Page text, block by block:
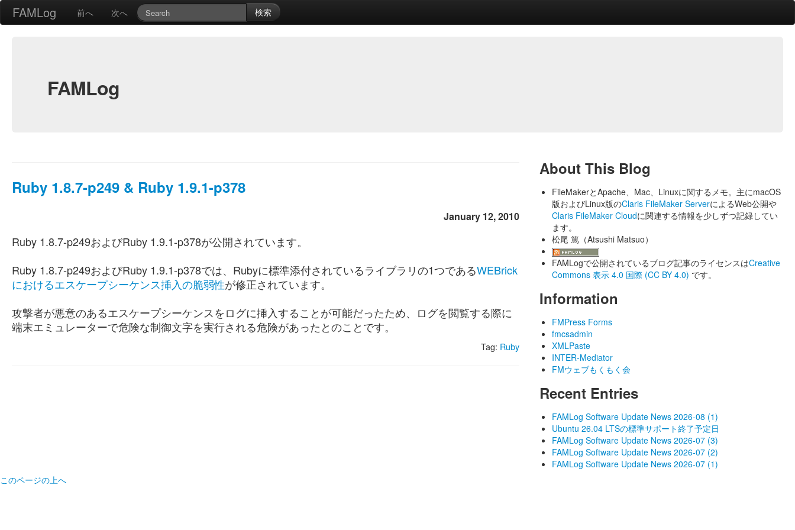
FAMLog 前へ 次へ 検索
FAMLog
Ruby 1.8.7-p249 & Ruby 1.9.1-p378
January 12, 2010
Ruby 1.8.7-p249およびRuby 1.9.1-p378が公開されています。
Ruby 1.8.7-p249およびRuby 1.9.1-p378では、Rubyに標準添付されているライブラリの1つであるWEBrick
におけるエスケープシーケンス挿入の脆弱性が修正されています。
攻撃者が悪意のあるエスケープシーケンスをログに挿入することが可能だったため、ログを閲覧する際に
端末エミュレーターで危険な制御文字を実行される危険があったとのことです。
Tag: Ruby
About This Blog
FileMakerとApache、Mac、Linuxに関するメモ。主にmacOS
版およびLinux版のClaris FileMaker ServerによるWeb公開や
Claris FileMaker Cloudに関連する情報を少しずつ記録してい
ます。
松尾 篤（Atsushi Matsuo）
FAMLogで公開されているブログ記事のライセンスはCreative
Commons 表示 4.0 国際 (CC BY 4.0) です。
Information
FMPress Forms
fmcsadmin
XMLPaste
INTER-Mediator
FMウェブもくもく会
Recent Entries
FAMLog Software Update News 2026-08 (1)
Ubuntu 26.04 LTSの標準サポート終了予定日
FAMLog Software Update News 2026-07 (3)
FAMLog Software Update News 2026-07 (2)
FAMLog Software Update News 2026-07 (1)
このページの上へ